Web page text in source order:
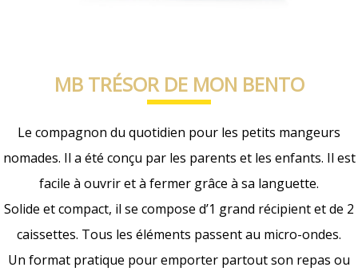
MB TRÉSOR DE MON BENTO
Le compagnon du quotidien pour les petits mangeurs
nomades. Il a été conçu par les parents et les enfants. Il est
facile à ouvrir et à fermer grâce à sa languette.
Solide et compact, il se compose d’1 grand récipient et de 2
caissettes. Tous les éléments passent au micro-ondes.
Un format pratique pour emporter partout son repas ou